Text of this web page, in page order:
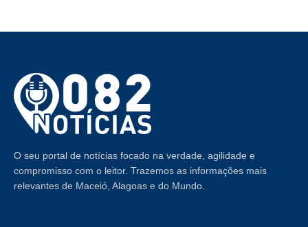
O seu portal de notícias focado na verdade, agilidade e
compromisso com o leitor. Trazemos as informações mais
relevantes de Maceió, Alagoas e do Mundo.